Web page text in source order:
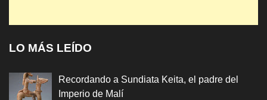
LO MÁS LEÍDO
Recordando a Sundiata Keita, el padre del
Imperio de Malí